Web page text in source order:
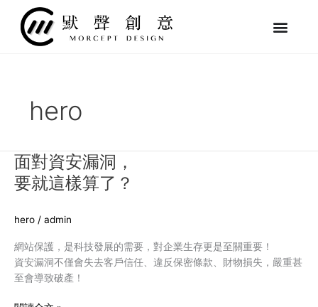
hero
面對資安漏洞，
要就這樣算了？
hero / admin
網站保護，是科技發展的需要，對企業生存更是至關重要！
資安漏洞不僅會失去客戶信任、違反保密條款、財物損失，嚴重甚
至會導致破產！
面
對
資
漏
要
就
這